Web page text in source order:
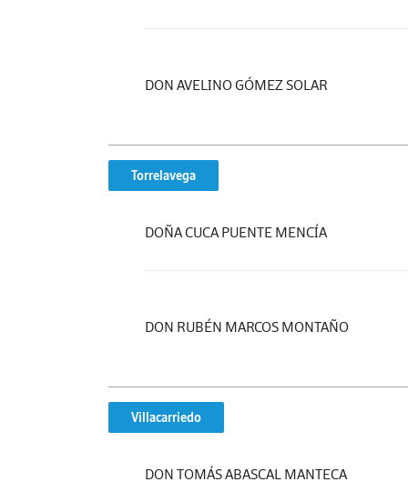
DON AVELINO GÓMEZ SOLAR
Torrelavega
DOÑA CUCA PUENTE MENCÍA
DON RUBÉN MARCOS MONTAÑO
Villacarriedo
DON TOMÁS ABASCAL MANTECA